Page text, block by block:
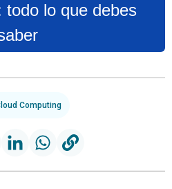
todo lo que debes
Computing